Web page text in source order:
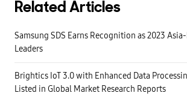
Related Articles
Samsung SDS Earns Recognition as 2023
Leaders
Brightics IoT 3.0 with Enhanced Data
Listed in Global Market Research Reports